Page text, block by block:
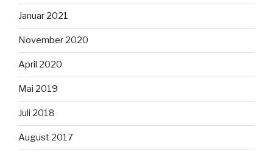
Januar 2021
November 2020
April 2020
Mai 2019
Juli 2018
August 2017